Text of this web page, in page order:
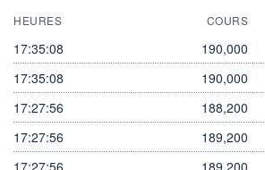
HEURES COURS
17:35:08 190,000
17:35:08
190,000
17:27:56
188,200
17:27:56
189,200
17:27:56
189,200